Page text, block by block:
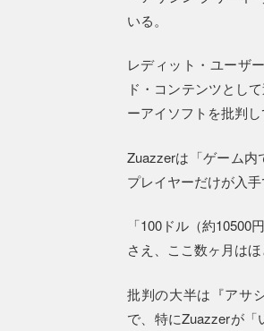
いる。
レディット・ユーザ
ド・コンテンツとし
ーアイソフトを批判し
Zuazzerは「ゲーム
プレイヤーだけが入
「100ドル（約
さえ、ここ数ヶ月は
批判の大半は『アサ
で、特にZuazzerが